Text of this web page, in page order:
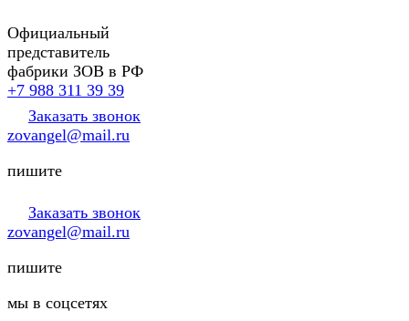
Официальный
представитель
фабрики ЗОВ в РФ
+7 988 311 39 39
Заказать звонок
zovangel@mail.ru
пишите
Заказать звонок
zovangel@mail.ru
пишите
мы в соцсетях